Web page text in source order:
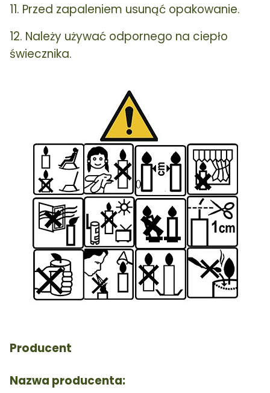
11. Przed zapaleniem usunąć opakowanie.
12. Należy używać odpornego na ciepło
świecznika.
Producent
Nazwa producenta: